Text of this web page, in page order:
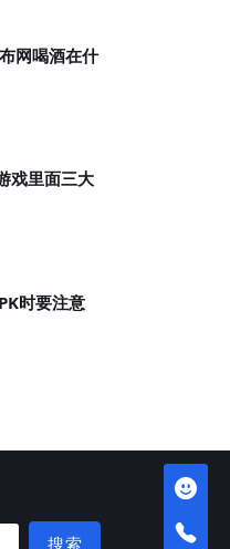
网喝酒在什
戏里面三大
时要注意
搜索